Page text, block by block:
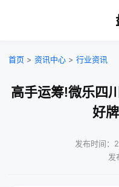
首页 > 资讯中心 > 行业资讯
高手运筹!微乐四
好
发布时间：
发